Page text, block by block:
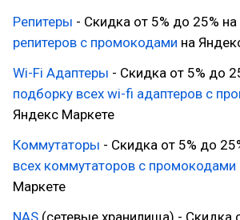
Репитеры - Скидка от 5% до 25% на
репитеров с промокодами на
Wi-Fi Адаптеры - Скидка от 5% до
подборку всех wi-fi адаптеров с
Яндекс Маркете
Коммутаторы - Скидка от 5% до
всех коммутаторов с промокодами
Маркете
NAS (сетевые хранилища) - Скидка